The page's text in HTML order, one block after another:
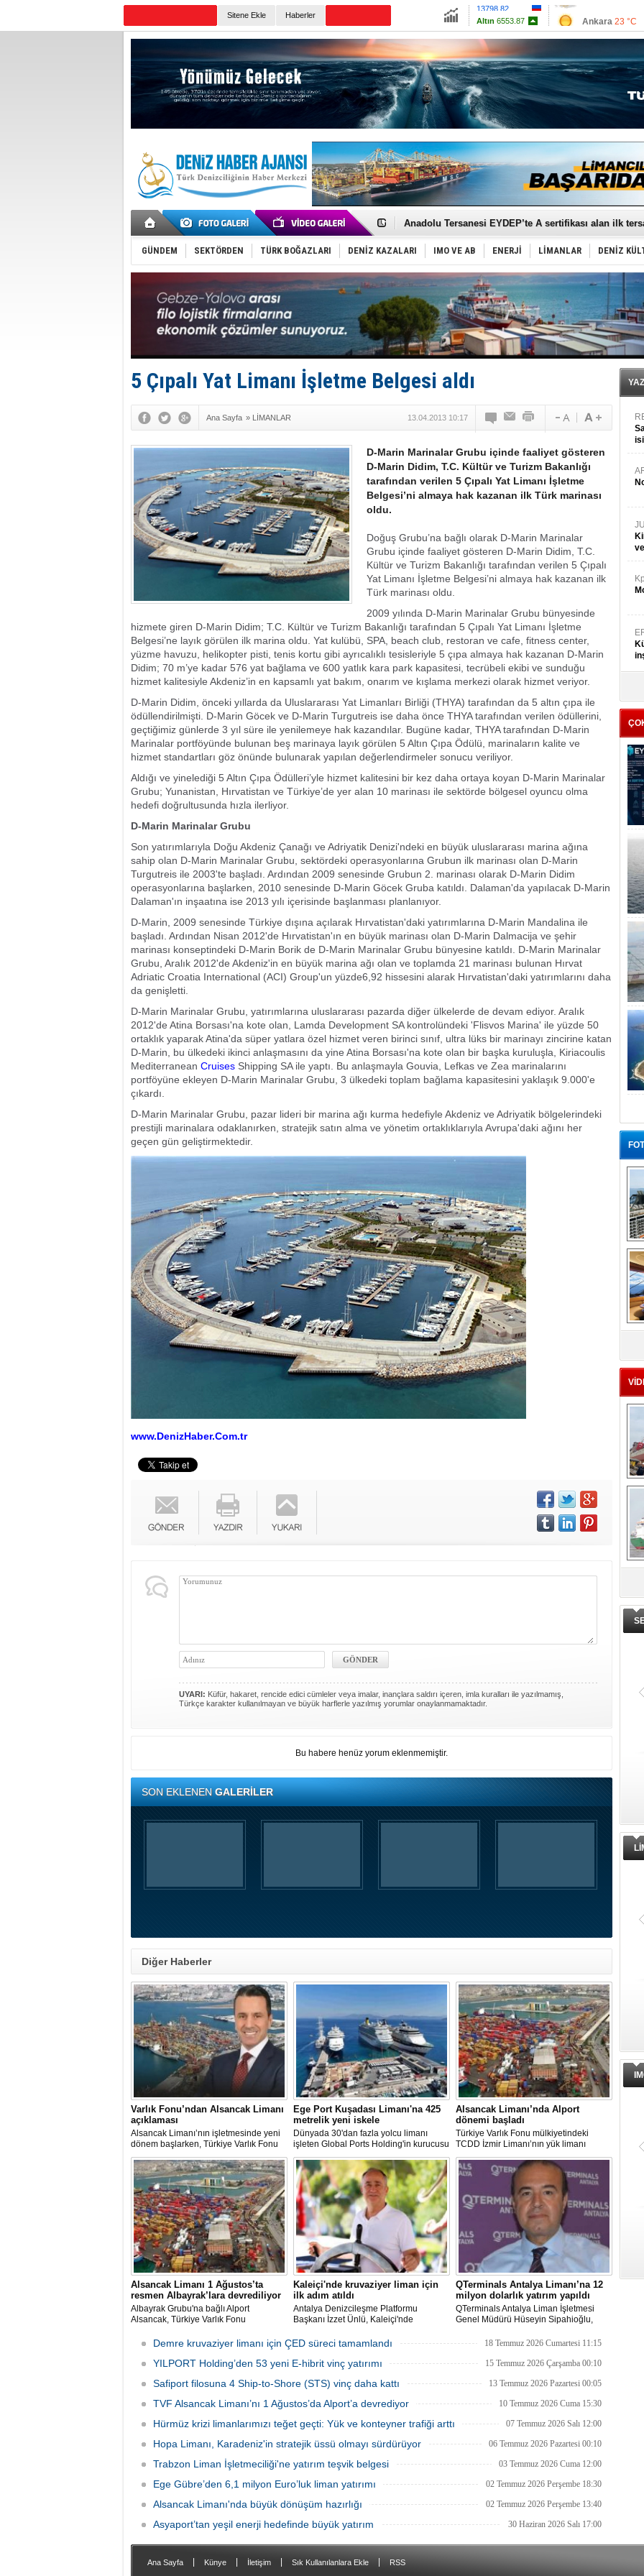
Sitene Ekle Haberler
Euro54.979 Antalya27 °C
Muğla 28 °C
Çanakkale 24
İnsansız cankurtaran ihalesini BlueForge kazandı
Anadolu Tersanesi EYDEP’te A sertifikası alan ilk
Derince, ILCA Masters Türkiye Şampiyonası’na ev
Tüpraş, ham petrol taşımacılığına 4 yeni tanker daha
İTU AUV, Dünya’da 2. oldu!
LNG taşımacılığında maliyetler katlandı
PROYAD, yat mürettebatı için yurt dışı harcı için
Türkiye-Irak enerji hattında yeni dönem başlıyor
Türk Armatöre 'Uyuşturucu' tutuklaması!
Deniz turizminde yeni ‘Ceza Rejimi’!
DÖDER, 28. Dönem Yönetim Kurulu Başkanını seçti!
Fairline, Türkiye’de ‘SoleMarin’i seçti
Runit kubbesi okyanusun derinliklerinde halkı tehdit
GÜNDEM SEKTÖRDEN TÜRK BOĞAZLARI DENİZ KAZALARI IMO VE AB ENERJİ LİMANLAR DENİZ
5 Çıpalı Yat Limanı İşletme Belgesi aldı
Ana Sayfa » LİMANLAR 13.04.2013 10:17
D-Marin Marinalar Grubu içinde faaliyet gösteren
D-Marin Didim, T.C. Kültür ve Turizm Bakanlığı
tarafından verilen 5 Çıpalı Yat Limanı İşletme
Belgesi’ni almaya hak kazanan ilk Türk marinası
oldu.
Doğuş Grubu’na bağlı olarak D-Marin Marinalar
Grubu içinde faaliyet gösteren D-Marin Didim, T.C.
Kültür ve Turizm Bakanlığı tarafından verilen 5 Çıpalı
Yat Limanı İşletme Belgesi’ni almaya hak kazanan ilk
Türk marinası oldu.
2009 yılında D-Marin Marinalar Grubu bünyesinde
hizmete giren D-Marin Didim; T.C. Kültür ve Turizm Bakanlığı tarafından 5 Çıpalı Yat Limanı İşletme
Belgesi’ne layık görülen ilk marina oldu. Yat kulübü, SPA, beach club, restoran ve cafe, fitness center,
yüzme havuzu, helikopter pisti, tenis kortu gibi ayrıcalıklı tesisleriyle 5 çıpa almaya hak kazanan D-Marin
Didim; 70 m’ye kadar 576 yat bağlama ve 600 yatlık kara park kapasitesi, tecrübeli ekibi ve sunduğu
hizmet kalitesiyle Akdeniz’in en kapsamlı yat bakım, onarım ve kışlama merkezi olarak hizmet veriyor.
D-Marin Didim, önceki yıllarda da Uluslararası Yat Limanları Birliği (THYA) tarafından da 5 altın çıpa ile
ödüllendirilmişti. D-Marin Göcek ve D-Marin Turgutreis ise daha önce THYA tarafından verilen ödüllerini,
geçtiğimiz günlerde 3 yıl süre ile yenilemeye hak kazandılar. Bugüne kadar, THYA tarafından D-Marin
Marinalar portföyünde bulunan beş marinaya layık görülen 5 Altın Çıpa Ödülü, marinaların kalite ve
hizmet standartları göz önünde bulunarak yapılan değerlendirmeler sonucu veriliyor.
Aldığı ve yinelediği 5 Altın Çıpa Ödülleri’yle hizmet kalitesini bir kez daha ortaya koyan D-Marin Marinalar
Grubu; Yunanistan, Hırvatistan ve Türkiye’de yer alan 10 marinası ile sektörde bölgesel oyuncu olma
hedefi doğrultusunda hızla ilerliyor.
D-Marin Marinalar Grubu
Son yatırımlarıyla Doğu Akdeniz Çanağı ve Adriyatik Denizi'ndeki en büyük uluslararası marina ağına
sahip olan D-Marin Marinalar Grubu, sektördeki operasyonlarına Grubun ilk marinası olan D-Marin
Turgutreis ile 2003'te başladı. Ardından 2009 senesinde Grubun 2. marinası olarak D-Marin Didim
operasyonlarına başlarken, 2010 senesinde D-Marin Göcek Gruba katıldı. Dalaman'da yapılacak D-Marin
Dalaman'ın inşaatına ise 2013 yılı içerisinde başlanması planlanıyor.
D-Marin, 2009 senesinde Türkiye dışına açılarak Hırvatistan'daki yatırımlarına D-Marin Mandalina ile
başladı. Ardından Nisan 2012'de Hırvatistan'ın en büyük marinası olan D-Marin Dalmacija ve şehir
marinası konseptindeki D-Marin Borik de D-Marin Marinalar Grubu bünyesine katıldı. D-Marin Marinalar
Grubu, Aralık 2012'de Akdeniz'in en büyük marina ağı olan ve toplamda 21 marinası bulunan Hırvat
Adriatic Croatia International (ACI) Group'un yüzde6,92 hissesini alarak Hırvatistan'daki yatırımlarını daha
da genişletti.
D-Marin Marinalar Grubu, yatırımlarına uluslararası pazarda diğer ülkelerde de devam ediyor. Aralık
2012'de Atina Borsası'na kote olan, Lamda Development SA kontrolündeki 'Flisvos Marina' ile yüzde 50
ortaklık yaparak Atina'da süper yatlara özel hizmet veren birinci sınıf, ultra lüks bir marinayı zincirine katan
D-Marin, bu ülkedeki ikinci anlaşmasını da yine Atina Borsası'na kote olan bir başka kuruluşla, Kiriacoulis
Mediterranean Cruises Shipping SA ile yaptı. Bu anlaşmayla Gouvia, Lefkas ve Zea marinalarını
portföyüne ekleyen D-Marin Marinalar Grubu, 3 ülkedeki toplam bağlama kapasitesini yaklaşık 9.000'e
çıkardı.
D-Marin Marinalar Grubu, pazar lideri bir marina ağı kurma hedefiyle Akdeniz ve Adriyatik bölgelerindeki
prestijli marinalara odaklanırken, stratejik satın alma ve yönetim ortaklıklarıyla Avrupa'daki ağını her
geçen gün geliştirmektedir.
www.DenizHaber.Com.tr
UYARI: Küfür, hakaret, rencide edici cümleler veya imalar, inançlara saldırı içeren, imla kuralları ile yazılmamış,
Türkçe karakter kullanılmayan ve büyük harflerle yazılmış yorumlar onaylanmamaktadır.
Bu habere henüz yorum eklenmemiştir.
SON EKLENENGALERİLER
Diğer Haberler
Varlık Fonu’ndan Alsancak Limanı
açıklaması
Alsancak Limanı’nın işletmesinde yeni
dönem başlarken, Türkiye Varlık Fonu
Yatırımlardan Sorumlu Genel Müdür
Yardımcısı Aziz Murat Uluğ, limanda
satış ya da imtiyaz devri yapılmadığını
belirterek, “Yük limanı operasyonlarını
yerli ve milli Alport’a teslim ettik”
açıklamasında bulundu.
Ege Port Kuşadası Limanı'na 425
metrelik yeni iskele
Dünyada 30'dan fazla yolcu limanı
işleten Global Ports Holding'in kurucusu
ve Yönetim Kurulu Başkanı Mehmet
Kutman'ın sahibi olduğu Ege Port
Kuşadası, yeni bir yatırım hamlesine
hazırlanıyor.
Alsancak Limanı’nda Alport
dönemi başladı
Türkiye Varlık Fonu mülkiyetindeki
TCDD İzmir Limanı’nın yük limanı
faaliyetleri, Albayrak Grubu’nun
uluslararası liman işletmeciliği markası
Alport bünyesinde kurulan Alport
Alsancak Liman İşletmeciliği AŞ’ye
devredildi.
Alsancak Limanı 1 Ağustos’ta
resmen Albayrak’lara devrediliyor
Albayrak Grubu'na bağlı Alport
Alsancak, Türkiye Varlık Fonu
yük limanı işletmesini 1 Ağustos 2026
itibarıyla devralacağını liman
kullanıcılarına gönderdiği resmi yazıyla
Kaleiçi'nde kruvaziyer liman için
ilk adım atıldı
Antalya Denizcileşme Platformu
Başkanı İzzet Ünlü, Kaleiçi'nde
Ulaştırma ve Altyapı Bakanlığı 6'ncı
çalışma başlatıldığını açıkladı.
QTerminals Antalya Limanı’na 12
milyon dolarlık yatırım yapıldı
QTerminals Antalya Liman İşletmesi
Genel Müdürü Hüseyin Sipahioğlu,
yatırım yapıldığını, 2026’nın ilk yarısında
yüzde 36 artış yaşandığını söyledi.
Demre kruvaziyer limanı için ÇED süreci tamamlandı 18 Temmuz 2026 Cumartesi 11:15
YILPORT Holding’den 53 yeni E-hibrit vinç yatırımı 15 Temmuz 2026 Çarşamba 00:10
Safiport filosuna 4 Ship-to-Shore (STS) vinç daha kattı 13 Temmuz 2026 Pazartesi 00:05
TVF Alsancak Limanı’nı 1 Ağustos’da Alport’a devrediyor 10 Temmuz 2026 Cuma 15:30
Hürmüz krizi limanlarımızı teğet geçti: Yük ve konteyner trafiği arttı 07 Temmuz 2026 Salı 12:00
Hopa Limanı, Karadeniz'in stratejik üssü olmayı sürdürüyor 06 Temmuz 2026 Pazartesi 00:10
Trabzon Liman İşletmeciliği'ne yatırım teşvik belgesi 03 Temmuz 2026 Cuma 12:00
Ege Gübre’den 6,1 milyon Euro’luk liman yatırımı 02 Temmuz 2026 Perşembe 18:30
Alsancak Limanı'nda büyük dönüşüm hazırlığı 02 Temmuz 2026 Perşembe 13:40
Asyaport’tan yeşil enerji hedefinde büyük yatırım 30 Haziran 2026 Salı 17:00
Ana Sayfa Künye İletişim Sık Kullanılanlara Ekle RSS